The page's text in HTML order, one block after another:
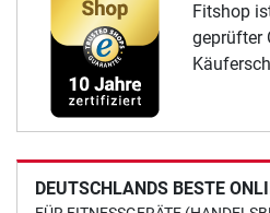
Fitshop
geprüfter
DEUTSCHLANDS BESTE